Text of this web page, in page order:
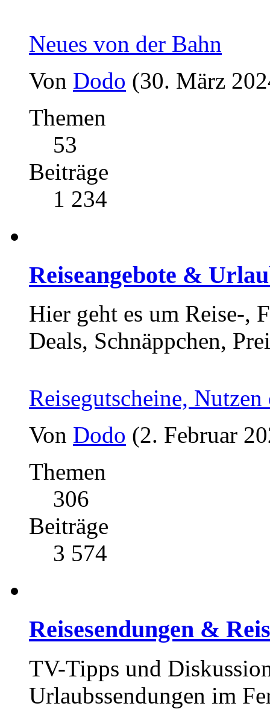
Neues von der Bahn
Von Dodo (30. März
Themen
53
Beiträge
1 234
Reiseangebote &
Hier geht es um Reise-,
Deals, Schnäppchen,
Reisegutscheine,
Von Dodo (2. Februar
Themen
306
Beiträge
3 574
Reisesendungen &
TV-Tipps und
Urlaubssendungen im